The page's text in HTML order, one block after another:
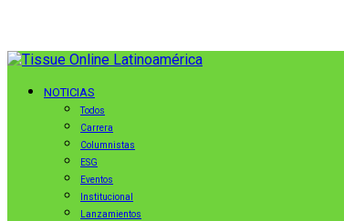
NOTICIAS
Todos
Carrera
Columnistas
ESG
Eventos
Institucional
Lanzamientos